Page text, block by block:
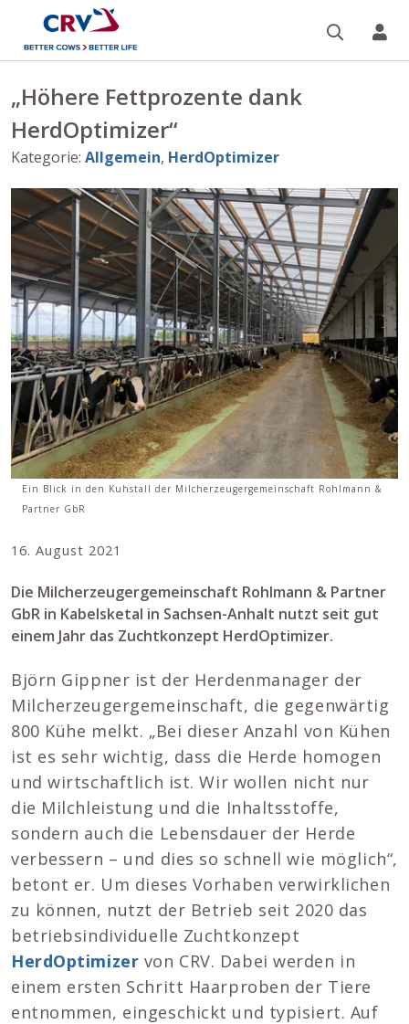
„Höhere Fettprozente dank
HerdOptimizer“
Kategorie: Allgemein, HerdOptimizer
Ein Blick in den Kuhstall der Milcherzeugergemeinschaft Rohlmann &
Partner GbR
16. August 2021
Die Milcherzeugergemeinschaft Rohlmann & Partner
GbR in Kabelsketal in Sachsen-Anhalt nutzt seit gut
einem Jahr das Zuchtkonzept HerdOptimizer.
Björn Gippner ist der Herdenmanager der
Milcherzeugergemeinschaft, die gegenwärtig
800 Kühe melkt. „Bei dieser Anzahl von Kühen
ist es sehr wichtig, dass die Herde homogen
und wirtschaftlich ist. Wir wollen nicht nur
die Milchleistung und die Inhaltsstoffe,
sondern auch die Lebensdauer der Herde
verbessern – und dies so schnell wie möglich“,
betont er. Um dieses Vorhaben verwirklichen
zu können, nutzt der Betrieb seit 2020 das
betriebsindividuelle Zuchtkonzept
HerdOptimizer von CRV. Dabei werden in
einem ersten Schritt Haarproben der Tiere
entnommen, eingeschickt und typisiert. Auf